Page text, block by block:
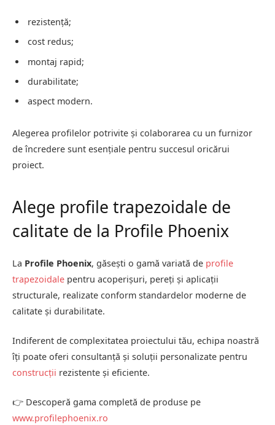
rezistență;
cost redus;
montaj rapid;
durabilitate;
aspect modern.
Alegerea profilelor potrivite și colaborarea cu un furnizor
de încredere sunt esențiale pentru succesul oricărui
proiect.
Alege profile trapezoidale de
calitate de la Profile Phoenix
La Profile Phoenix, găsești o gamă variată de profile
trapezoidale pentru acoperișuri, pereți și aplicații
structurale, realizate conform standardelor moderne de
calitate și durabilitate.
Indiferent de complexitatea proiectului tău, echipa noastră
îți poate oferi consultanță și soluții personalizate pentru
construcții rezistente și eficiente.
👉 Descoperă gama completă de produse pe
www.profilephoenix.ro